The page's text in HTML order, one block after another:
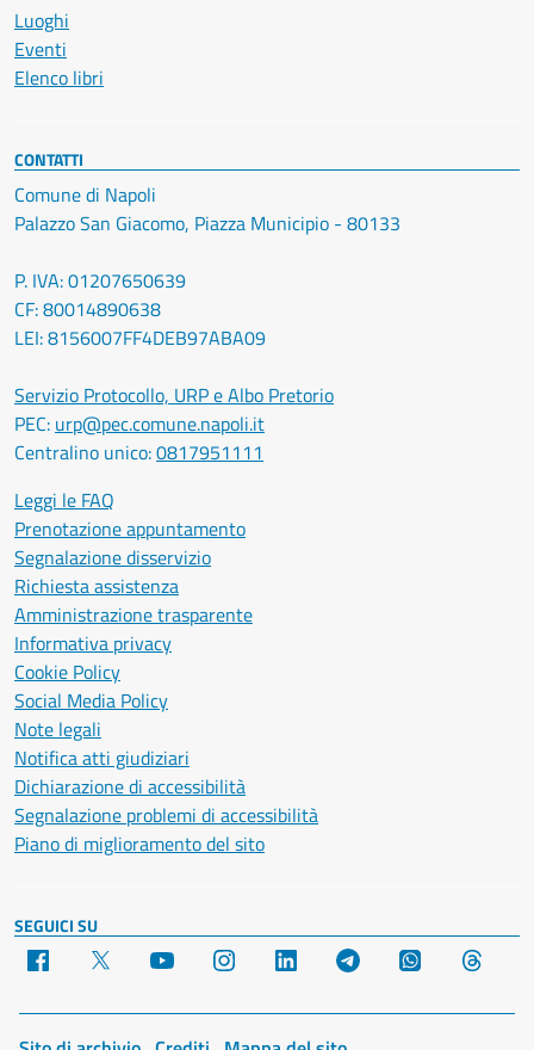
Luoghi
Eventi
Elenco libri
CONTATTI
Comune di Napoli
Palazzo San Giacomo, Piazza Municipio - 80133
P. IVA: 01207650639
CF: 80014890638
LEI: 8156007FF4DEB97ABA09
Servizio Protocollo, URP e Albo Pretorio
PEC: urp@pec.comune.napoli.it
Centralino unico:0817951111
Leggi le FAQ
Prenotazione appuntamento
Segnalazione disservizio
Richiesta assistenza
Amministrazione trasparente
Informativa privacy
Cookie Policy
Social Media Policy
Note legali
Notifica atti giudiziari
Dichiarazione di accessibilità
Segnalazione problemi di accessibilità
Piano di miglioramento del sito
SEGUICI SU
Facebook YouTube Instagram LinkedIn Telegram WhatsApp